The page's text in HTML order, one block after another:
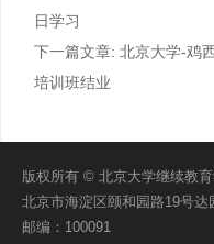
日学习
下一篇文章: 北京大学-鸡
培训班结业
版权所有 © 北京大学继续教
北京市海淀区颐和园路19号达
邮编：100091